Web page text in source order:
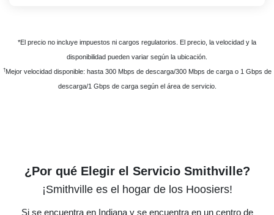
*El precio no incluye impuestos ni cargos regulatorios. El precio, la velocidad y la
disponibilidad pueden variar según la ubicación.
†Mejor velocidad disponible: hasta 300 Mbps de descarga/300 Mbps de carga o 1 Gbps de
descarga/1 Gbps de carga según el área de servicio.
¿Por qué Elegir el Servicio Smithville?
¡Smithville es el hogar de los Hoosiers!
Si se encuentra en Indiana y se encuentra en un centro de